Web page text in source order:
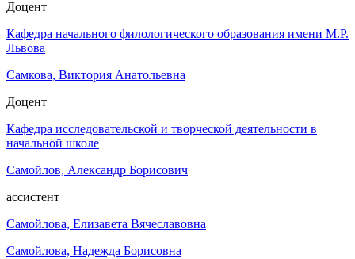
Доцент
Кафедра начального филологического образования имени М.Р.
Львова
Самкова, Виктория Анатольевна
Доцент
Кафедра исследовательской и творческой деятельности в
начальной школе
Самойлов, Александр Борисович
ассистент
Самойлова, Елизавета Вячеславовна
Самойлова, Надежда Борисовна